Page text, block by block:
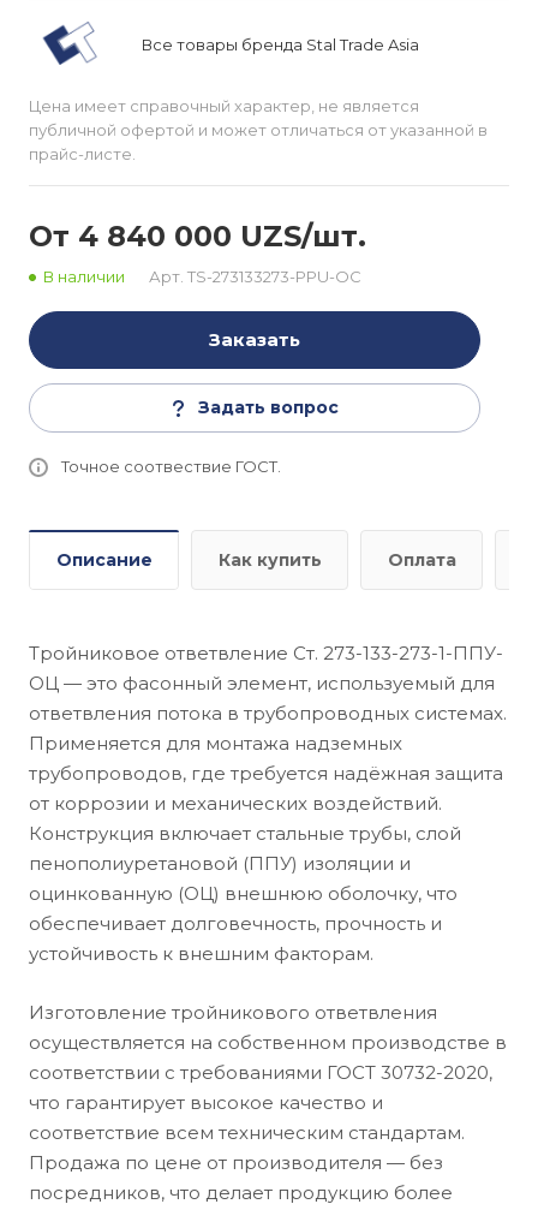
Все товары бренда Stal Trade Asia
Цена имеет справочный характер, не является
публичной офертой и может отличаться от указанной в
прайс-листе.
От 4 840 000 UZS/шт.
В наличии Арт. TS-273133273-PPU-OC
Заказать
Задать вопрос
Точное соотвествие ГОСТ.
Описание Как купить Оплата
Тройниковое ответвление Ст. 273-133-273-1-ППУ-
ОЦ — это фасонный элемент, используемый для
ответвления потока в трубопроводных системах.
Применяется для монтажа надземных
трубопроводов, где требуется надёжная защита
от коррозии и механических воздействий.
Конструкция включает стальные трубы, слой
пенополиуретановой (ППУ) изоляции и
оцинкованную (ОЦ) внешнюю оболочку, что
обеспечивает долговечность, прочность и
устойчивость к внешним факторам.
Изготовление тройникового ответвления
осуществляется на собственном производстве в
соответствии с требованиями ГОСТ 30732-2020,
что гарантирует высокое качество и
соответствие всем техническим стандартам.
Продажа по цене от производителя — без
посредников, что делает продукцию более